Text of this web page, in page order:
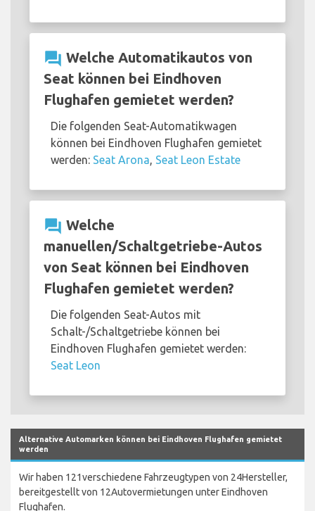
question_answer Welche Automatikautos von
Seat können bei Eindhoven
Flughafen gemietet werden?
Die folgenden Seat-Automatikwagen
können bei Eindhoven Flughafen gemietet
werden: Seat Arona, Seat Leon Estate
question_answer Welche
manuellen/Schaltgetriebe-Autos
von Seat können bei Eindhoven
Flughafen gemietet werden?
Die folgenden Seat-Autos mit
Schalt-/Schaltgetriebe können bei
Eindhoven Flughafen gemietet werden:
Seat Leon
Alternative Automarken können bei Eindhoven Flughafen gemietet
werden
Wir haben 121verschiedene Fahrzeugtypen von 24Hersteller,
bereitgestellt von 12Autovermietungen unter Eindhoven
Flughafen.